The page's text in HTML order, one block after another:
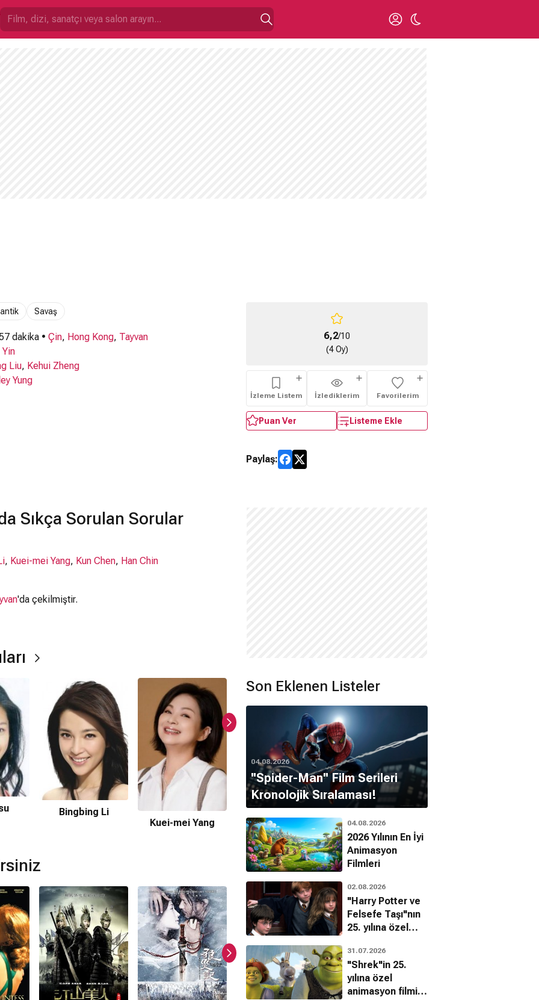
Savaş
dakika • Çin, Hong Kong, Tayvan
Yin
Liu, Kehui Zheng
Yung
6,2/10
(4 Oy)
İzleme Listem İzlediklerim Favorilerim
Puan Ver Listeme Ekle
Paylaş:
Sıkça Sorulan Sorular
, Kuei-mei Yang, Kun Chen, Han Chin
'da çekilmiştir.
Bingbing Li
Kuei-mei Yang
Kun Chen
Han Chin
Son Eklenen Listeler
04.08.2026
''Spider-Man'' Film Serileri
Kronolojik Sıralaması!
04.08.2026
2026 Yılının En İyi
Animasyon
Filmleri
02.08.2026
"Harry Potter ve
Felsefe Taşı"nın
25. yılına özel
bilinmeyenleri!
31.07.2026
"Shrek"in 25.
yılına özel
animasyon filmin